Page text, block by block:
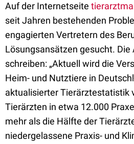
Auf der Internetseite
seit Jahren bestehenden
engagierten Vertretern des
Lösungsansätzen gesucht. Die
schreiben: „Aktuell wird die
Heim- und Nutztiere in
aktualisierter Tierärztestatistik
Tierärzten in etwa 12.000
mehr als die Hälfte der
niedergelassene Praxis- und